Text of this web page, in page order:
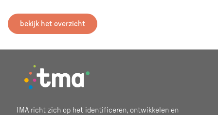
bekijk het overzicht
Footer
TMA richt zich op het identificeren, ontwikkelen en